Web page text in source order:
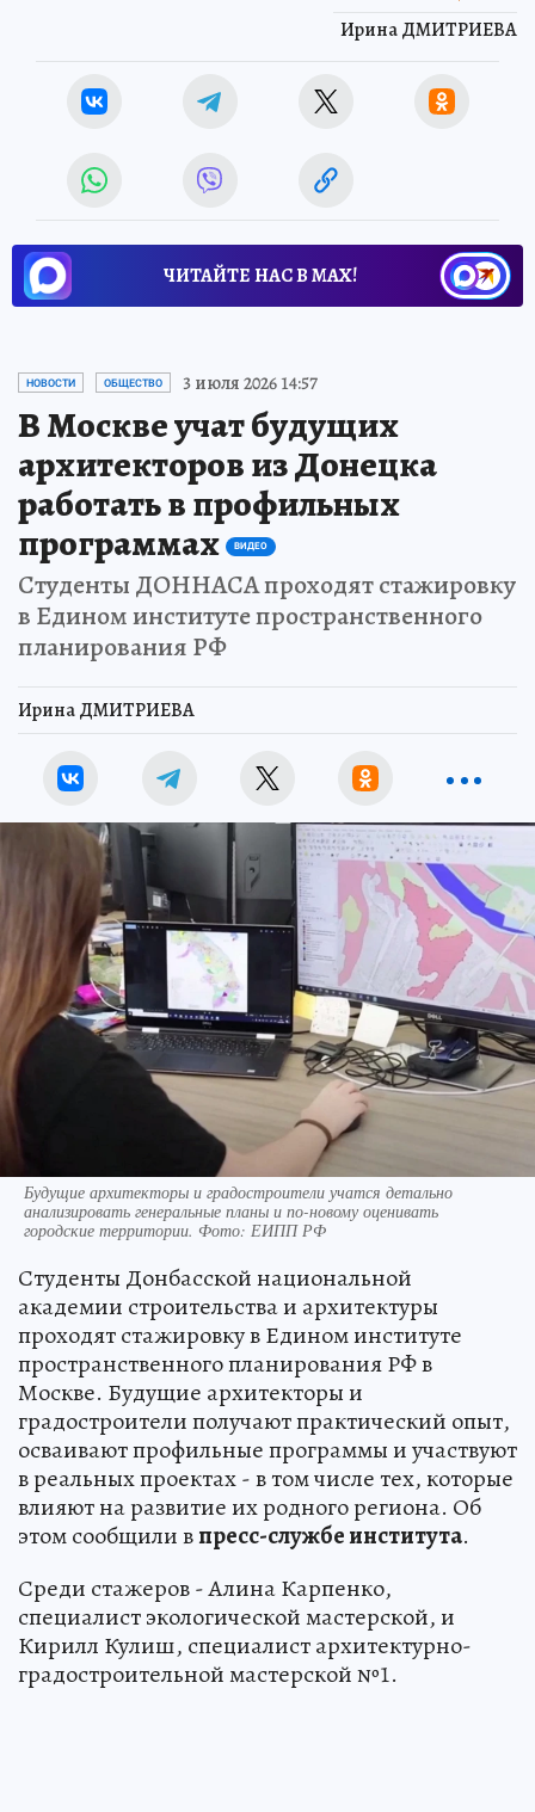
Ирина ДМИТРИЕВА
ЧИТАЙТЕ НАС В МАХ!
НОВОСТИ ОБЩЕСТВО 3 июля 2026 14:57
В Москве учат будущих
архитекторов из Донецка
работать в профильных
программах
ВИДЕО
Студенты ДОННАСА проходят стажировку
в Едином институте пространственного
планирования РФ
Ирина ДМИТРИЕВА
Будущие архитекторы и градостроители учатся детально
анализировать генеральные планы и по-новому оценивать
городские территории. Фото: ЕИПП РФ
Студенты Донбасской национальной
академии строительства и архитектуры
проходят стажировку в Едином институте
пространственного планирования РФ в
Москве. Будущие архитекторы и
градостроители получают практический опыт,
осваивают профильные программы и участвуют
в реальных проектах - в том числе тех, которые
влияют на развитие их родного региона. Об
этом сообщили впресс-службе института.
Среди стажеров - Алина Карпенко,
специалист экологической мастерской, и
Кирилл Кулиш, специалист архитектурно-
градостроительной мастерской №1.